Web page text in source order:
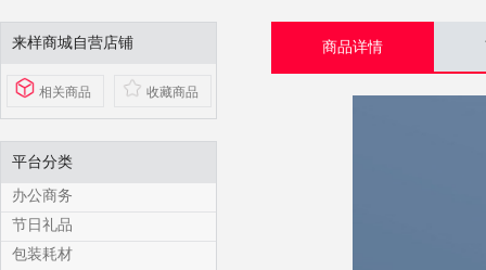
来样商城自营店铺
相关商品 收藏商品
平台分类
办公商务
节日礼品
包装耗材
商品详情